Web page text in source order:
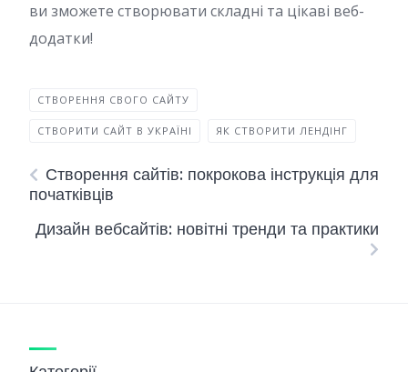
ви зможете створювати складні та цікаві веб-
додатки!
СТВОРЕННЯ СВОГО САЙТУ
СТВОРИТИ САЙТ В УКРАЇНІ ЯК СТВОРИТИ ЛЕНДІНГ
Створення сайтів: покрокова інструкція для
початківців
Дизайн вебсайтів: новітні тренди та практики